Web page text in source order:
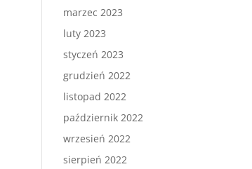
marzec 2023
luty 2023
styczeń 2023
grudzień 2022
listopad 2022
październik 2022
wrzesień 2022
sierpień 2022